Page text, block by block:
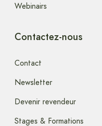
Webinairs
Contactez-nous
Contact
Newsletter
Devenir revendeur
Stages & Formations